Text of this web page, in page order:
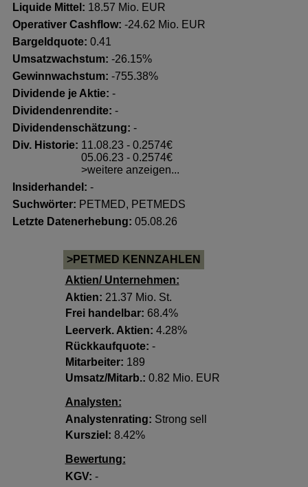
Liquide Mittel: 18.57 Mio. EUR
Operativer Cashflow: -24.62 Mio. EUR
Bargeldquote: 0.41
Umsatzwachstum: -26.15%
Gewinnwachstum: -755.38%
Dividende je Aktie: -
Dividendenrendite: -
Dividendenschätzung: -
Div. Historie: 11.08.23 - 0.2574€
05.06.23 - 0.2574€
>weitere anzeigen...
Insiderhandel : -
Suchwörter: PETMED, PETMEDS
Letzte Datenerhebung: 05.08.26
>PETMED KENNZAHLEN
Aktien/ Unternehmen:
Aktien: 21.37 Mio. St.
Frei handelbar: 68.4%
Leerverk. Aktien: 4.28%
Rückkaufquote: -
Mitarbeiter: 189
Umsatz/Mitarb.: 0.82 Mio. EUR
Analysten:
Analystenrating: Strong sell
Kursziel: 8.42%
Bewertung:
KGV: -